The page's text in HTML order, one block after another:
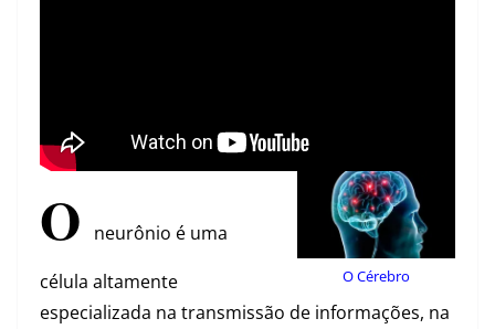
O Cérebro
O
neurônio é uma
célula altamente
especializada na transmissão de informações, na